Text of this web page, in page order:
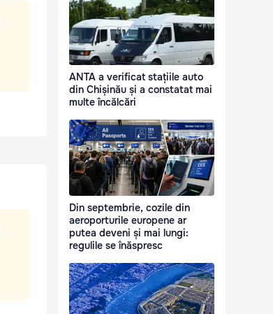
ANTA a verificat stațiile auto
din Chișinău și a constatat mai
multe încălcări
Din septembrie, cozile din
aeroporturile europene ar
putea deveni și mai lungi:
regulile se înăspresc